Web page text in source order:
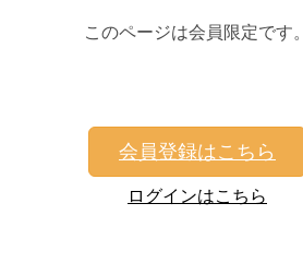
このページは会員限定です。
会員登録はこちら
ログインはこちら